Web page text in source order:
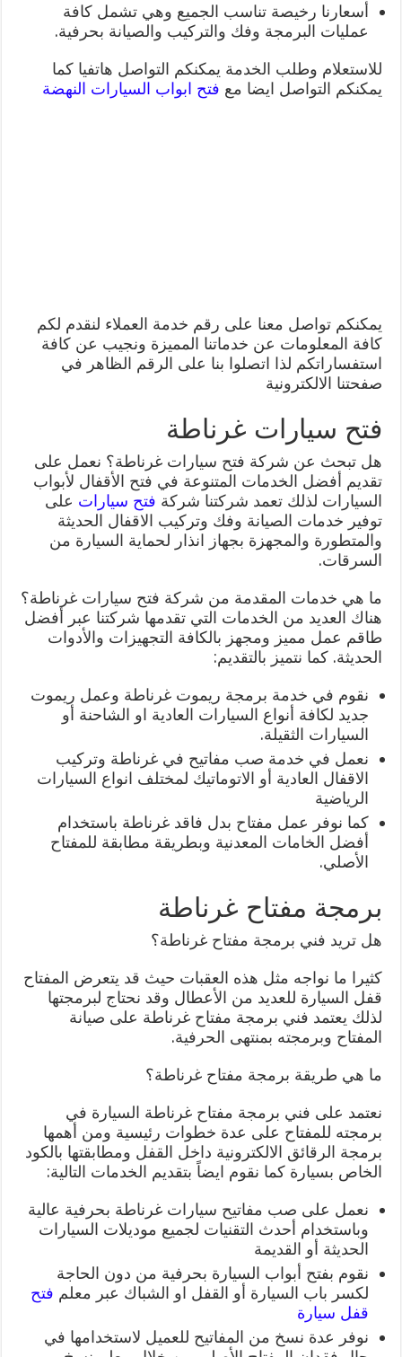
أسعارنا رخيصة تناسب الجميع وهي تشمل كافة
عمليات البرمجة وفك والتركيب والصيانة بحرفية.
للاستعلام وطلب الخدمة يمكنكم التواصل هاتفيا كما
يمكنكم التواصل ايضا مع فتح ابواب السيارات النهضة
يمكنكم تواصل معنا على رقم خدمة العملاء لنقدم لكم
كافة المعلومات عن خدماتنا المميزة ونجيب عن كافة
استفساراتكم لذا اتصلوا بنا على الرقم الظاهر في
صفحتنا الالكترونية
فتح سيارات غرناطة
هل تبحث عن شركة فتح سيارات غرناطة؟ نعمل على
تقديم أفضل الخدمات المتنوعة في فتح الأقفال لأبواب
السيارات لذلك تعمد شركتنا شركة فتح سيارات على
توفير خدمات الصيانة وفك وتركيب الاقفال الحديثة
والمتطورة والمجهزة بجهاز انذار لحماية السيارة من
السرقات.
ما هي خدمات المقدمة من شركة فتح سيارات غرناطة؟
هناك العديد من الخدمات التي تقدمها شركتنا عبر أفضل
طاقم عمل مميز ومجهز بالكافة التجهيزات والأدوات
الحديثة. كما نتميز بالتقديم:
نقوم في خدمة برمجة ريموت غرناطة وعمل ريموت
جديد لكافة أنواع السيارات العادية او الشاحنة أو
السيارات الثقيلة.
نعمل في خدمة صب مفاتيح في غرناطة وتركيب
الاقفال العادية أو الاتوماتيك لمختلف انواع السيارات
الرياضية
كما نوفر عمل مفتاح بدل فاقد غرناطة باستخدام
أفضل الخامات المعدنية وبطريقة مطابقة للمفتاح
الأصلي.
برمجة مفتاح غرناطة
هل تريد فني برمجة مفتاح غرناطة؟
كثيرا ما نواجه مثل هذه العقبات حيث قد يتعرض المفتاح
قفل السيارة للعديد من الأعطال وقد نحتاج لبرمجتها
لذلك يعتمد فني برمجة مفتاح غرناطة على صيانة
المفتاح وبرمجته بمنتهى الحرفية.
ما هي طريقة برمجة مفتاح غرناطة؟
نعتمد على فني برمجة مفتاح غرناطة السيارة في
برمجته للمفتاح على عدة خطوات رئيسية ومن أهمها
برمجة الرقائق الالكترونية داخل القفل ومطابقتها بالكود
الخاص بسيارة كما نقوم ايضاً بتقديم الخدمات التالية:
نعمل على صب مفاتيح سيارات غرناطة بحرفية عالية
وباستخدام أحدث التقنيات لجميع موديلات السيارات
الحديثة أو القديمة
نقوم بفتح أبواب السيارة بحرفية من دون الحاجة
لكسر باب السيارة أو القفل او الشباك عبر معلم فتح
قفل سيارة
نوفر عدة نسخ من المفاتيح للعميل لاستخدامها في